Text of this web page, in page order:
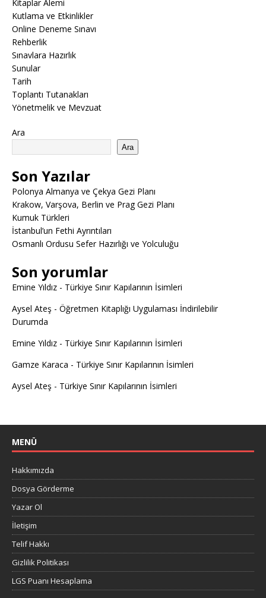
Kitaplar Alemi
Kutlama ve Etkinlikler
Online Deneme Sınavı
Rehberlik
Sınavlara Hazırlık
Sunular
Tarih
Toplantı Tutanakları
Yönetmelik ve Mevzuat
Ara
Ara
Son Yazılar
Polonya Almanya ve Çekya Gezi Planı
Krakow, Varşova, Berlin ve Prag Gezi Planı
Kumuk Türkleri
İstanbul’un Fethi Ayrıntıları
Osmanlı Ordusu Sefer Hazırlığı ve Yolculuğu
Son yorumlar
Emine Yıldız - Türkiye Sınır Kapılarının İsimleri
Aysel Ateş - Öğretmen Kitaplığı Uygulaması İndirilebilir
Durumda
Emine Yıldız - Türkiye Sınır Kapılarının İsimleri
Gamze Karaca - Türkiye Sınır Kapılarının İsimleri
Aysel Ateş - Türkiye Sınır Kapılarının İsimleri
MENÜ
Hakkımızda
Dosya Görderme
Yazar Ol
İletişim
Telif Hakkı
Gizlilik Politikası
LGS Puanı Hesaplama